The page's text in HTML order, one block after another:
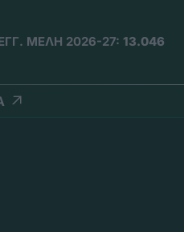
ΜΕΛΗ 2026-27: 13.046